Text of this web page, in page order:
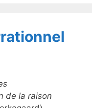
de la raison